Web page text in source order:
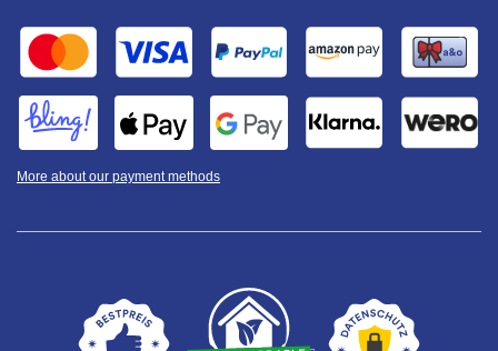
More about our payment methods